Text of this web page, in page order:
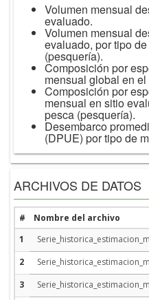
Volumen mensual
evaluado.
Volumen mensual
evaluado, por tipo
(pesquería).
Composición por
mensual global en
Composición por
mensual en sitio
pesca (pesquería).
Desembarco
(DPUE) por tipo de
ARCHIVOS DE DATOS
# Nombre del archivo
1
2
3